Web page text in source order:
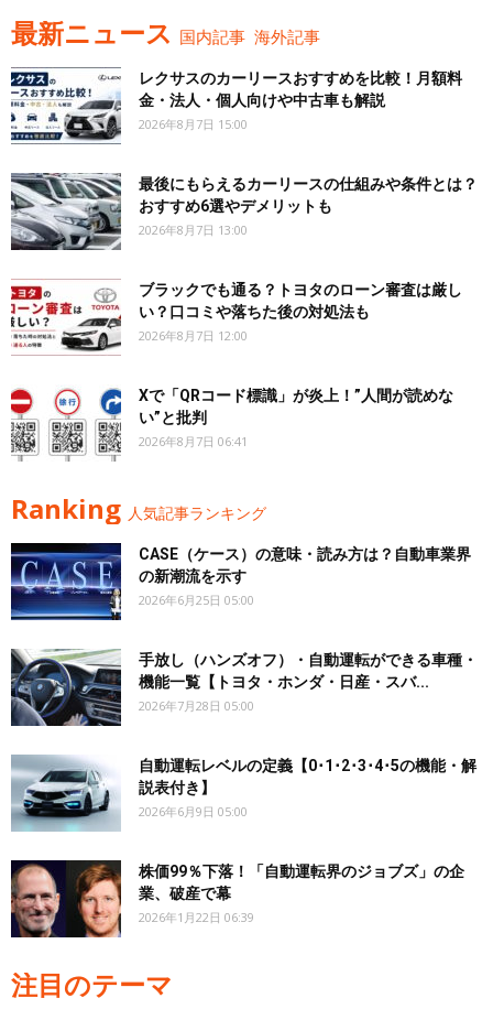
最新ニュース 国内記事 海外記事
レクサスのカーリースおすすめを比較！月額料
金・法人・個人向けや中古車も解説
2026年8月7日 15:00
最後にもらえるカーリースの仕組みや条件とは？
おすすめ6選やデメリットも
2026年8月7日 13:00
ブラックでも通る？トヨタのローン審査は厳し
い？口コミや落ちた後の対処法も
2026年8月7日 12:00
Xで「QRコード標識」が炎上！”人間が読めな
い”と批判
2026年8月7日 06:41
Ranking 人気記事ランキング
CASE（ケース）の意味・読み方は？自動車業界
の新潮流を示す
2026年6月25日 05:00
手放し（ハンズオフ）・自動運転ができる車種・
機能一覧【トヨタ・ホンダ・日産・スバ...
2026年7月28日 05:00
自動運転レベルの定義【0･1･2･3･4･5の機能・解
説表付き】
2026年6月9日 05:00
株価99％下落！「自動運転界のジョブズ」の企
業、破産で幕
2026年1月22日 06:39
注目のテーマ